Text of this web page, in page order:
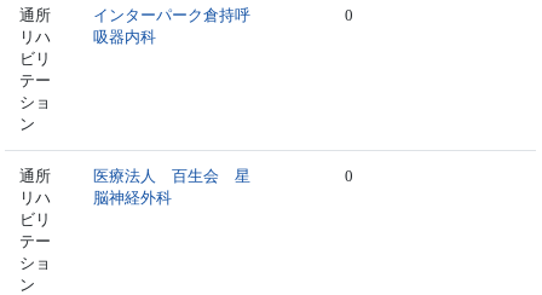
通所
リハ
ビリ
テー
ショ
ン
インターパーク倉持呼
吸器内科
0
通所
リハ
ビリ
テー
ショ
ン
医療法人 百生会 星
脳神経外科
0